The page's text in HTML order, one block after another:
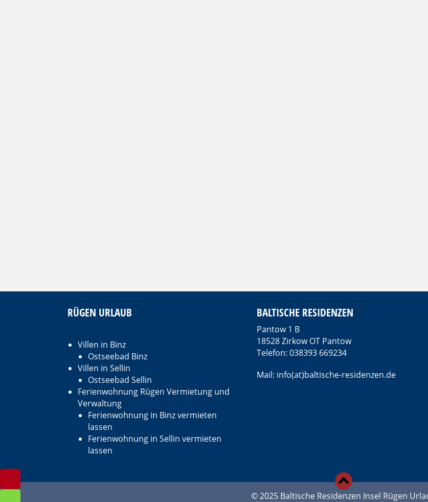
RÜGEN URLAUB
Villen in Binz
Ostseebad Binz
Villen in Sellin
Ostseebad Sellin
Ferienwohnung Rügen Vermietung und
Verwaltung
Ferienwohnung in Binz vermieten
lassen
Ferienwohnung in Sellin vermieten
lassen
BALTISCHE RESIDENZEN
Pantow 1 B
18528 Zirkow OT Pantow
Telefon: 038393 669234
Mail: info(at)baltische-residenzen.de
© 2025 Baltische Residenzen Insel Rügen